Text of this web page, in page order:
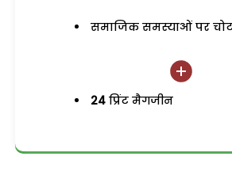
समाजिक समस्याओं पर
24 प्रिंट मैगजीन